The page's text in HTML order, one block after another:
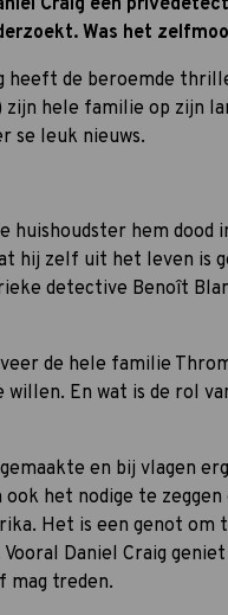
Craig een
Was het
heeft de beroemde
hele familie op zijn
se leuk nieuws.
huishoudster hem
hij zelf uit het leven is
detective Benoît
de hele familie
willen. En wat is de rol
en bij vlagen
het nodige te
Het is een genot om
Daniel Craig
mag treden.